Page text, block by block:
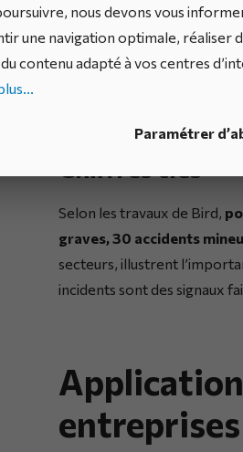
nous devons vous
une navigation optimale, réaliser
contenu adapté à vos centres
Paramétrer
Chiffres clés
Selon les travaux de Bird,
graves, 30 accidents
secteurs, illustrent
incidents sont des signaux
Application
entreprises